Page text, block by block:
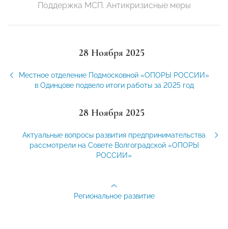
Поддержка МСП. Антикризисные меры
28 Ноября 2025
Местное отделение Подмосковной «ОПОРЫ РОССИИ»
в Одинцове подвело итоги работы за 2025 год
28 Ноября 2025
Актуальные вопросы развития предпринимательства
рассмотрели на Совете Волгоградской «ОПОРЫ
РОССИИ»
Региональное развитие